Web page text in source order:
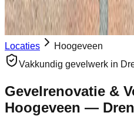
06 30 01 04 02
Locaties
Hoogeveen
Vakkundig gevelwerk in
Gevelrenovatie &
Hoogeveen —